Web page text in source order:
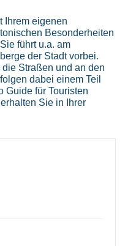
Ihrem eigenen
Besonderheiten
führt u.a. am
der Stadt vorbei.
Straßen und an den
dabei einem Teil
Guide für Touristen
Sie in Ihrer